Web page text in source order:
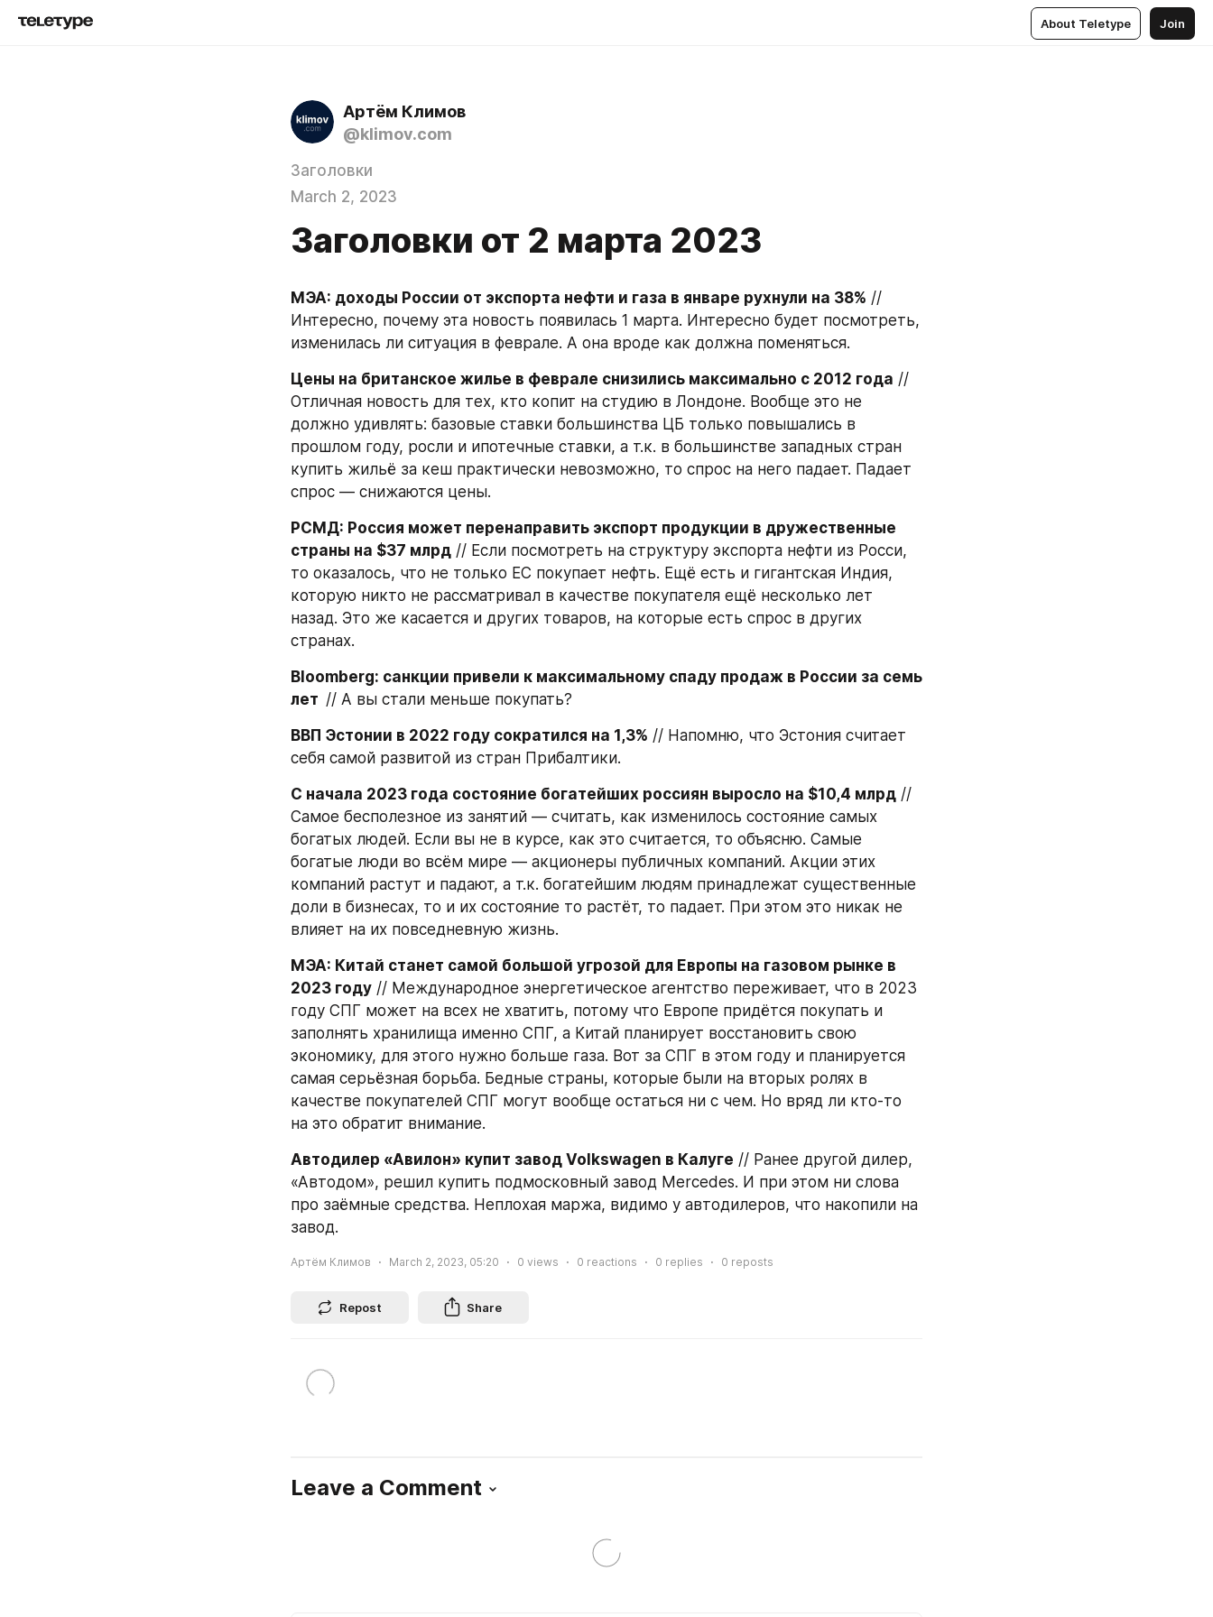
About Teletype Join
Артём Климов
@klimov.com
Заголовки
March 2, 2023
Заголовки от 2 марта 2023
МЭА: доходы России от экспорта нефти и газа в январе рухнули на 38% //
Интересно, почему эта новость появилась 1 марта. Интересно будет посмотреть,
изменилась ли ситуация в феврале. А она вроде как должна поменяться.
Цены на британское жилье в феврале снизились максимально с 2012 года //
Отличная новость для тех, кто копит на студию в Лондоне. Вообще это не
должно удивлять: базовые ставки большинства ЦБ только повышались в
прошлом году, росли и ипотечные ставки, а т.к. в большинстве западных стран
купить жильё за кеш практически невозможно, то спрос на него падает. Падает
спрос — снижаются цены.
РСМД: Россия может перенаправить экспорт продукции в дружественные
страны на $37 млрд // Если посмотреть на структуру экспорта нефти из Росси,
то оказалось, что не только ЕС покупает нефть. Ещё есть и гигантская Индия,
которую никто не рассматривал в качестве покупателя ещё несколько лет
назад. Это же касается и других товаров, на которые есть спрос в других
странах.
Bloomberg: санкции привели к максимальному спаду продаж в России за семь
лет // А вы стали меньше покупать?
ВВП Эстонии в 2022 году сократился на 1,3% // Напомню, что Эстония считает
себя самой развитой из стран Прибалтики.
С начала 2023 года состояние богатейших россиян выросло на $10,4 млрд //
Самое бесполезное из занятий — считать, как изменилось состояние самых
богатых людей. Если вы не в курсе, как это считается, то объясню. Самые
богатые люди во всём мире — акционеры публичных компаний. Акции этих
компаний растут и падают, а т.к. богатейшим людям принадлежат существенные
доли в бизнесах, то и их состояние то растёт, то падает. При этом это никак не
влияет на их повседневную жизнь.
МЭА: Китай станет самой большой угрозой для Европы на газовом рынке в
2023 году // Международное энергетическое агентство переживает, что в 2023
году СПГ может на всех не хватить, потому что Европе придётся покупать и
заполнять хранилища именно СПГ, а Китай планирует восстановить свою
экономику, для этого нужно больше газа. Вот за СПГ в этом году и планируется
самая серьёзная борьба. Бедные страны, которые были на вторых ролях в
качестве покупателей СПГ могут вообще остаться ни с чем. Но вряд ли кто-то
на это обратит внимание.
Автодилер «Авилон» купит завод Volkswagen в Калуге // Ранее другой дилер,
«Автодом», решил купить подмосковный завод Mercedes. И при этом ни слова
про заёмные средства. Неплохая маржа, видимо у автодилеров, что накопили на
завод.
Артём Климов March 2, 2023, 05:20 0 views 0 reactions 0 replies 0 reposts
Repost Share
Leave a Comment